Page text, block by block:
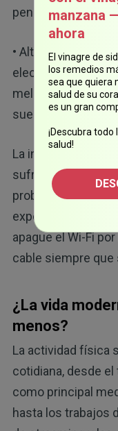
penetren y
• Alteración del
melatonina, lo que
sueño y
La investigación
sufre dolores de
problemas para
exposición a los
apague el Wi-Fi
cable siempre que
¿La vida
menos?
La actividad física
cotidiana, desde
como principal
hasta los trabajos
manzana
ahora
El vinagre de
los remedios
sea que quiera
salud de su
es un gran
¡Descubra todo
salud!